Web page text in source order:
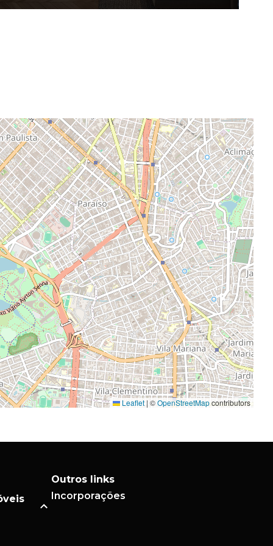
Leaflet | ©OpenStreetMapcontributors
Outros links
Incorporações